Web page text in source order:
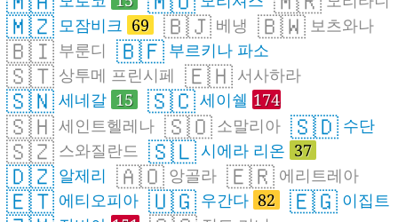
🇲🇿 모잠비크 69 🇧🇯 베냉 🇧🇼 보츠와나
🇧🇮 부룬디 🇧🇫 부르키나 파소
🇸🇹 상투메 프린시페 🇪🇭 서사하라
🇸🇳 세네갈 15 🇸🇨 세이쉘 174
🇸🇭 세인트헬레나 🇸🇴 소말리아 🇸🇩 수단
🇸🇿 스와질란드 🇸🇱 시에라 리온 37
🇩🇿 알제리 🇦🇴 앙골라 🇪🇷 에리트레아
🇪🇹 에티오피아 🇺🇬 우간다 82 🇪🇬 이집트